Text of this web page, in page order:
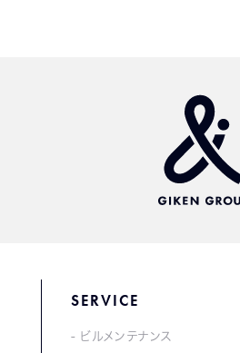
SERVICE
ビルメンテナンス